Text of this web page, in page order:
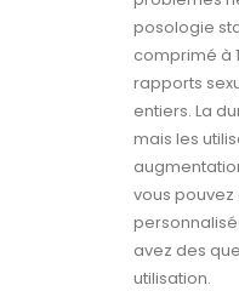
posologie
comprimé à
rapports
entiers. La
mais les
vous
avez des
utilisation.